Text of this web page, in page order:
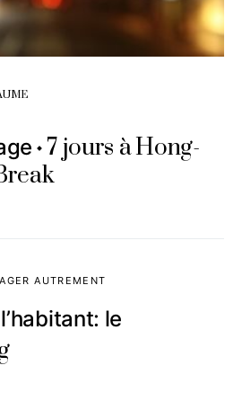
7 jours à Hong-
AUTREMENT
le